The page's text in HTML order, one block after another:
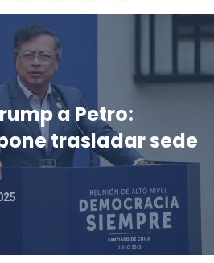
a Petro:
trasladar sede